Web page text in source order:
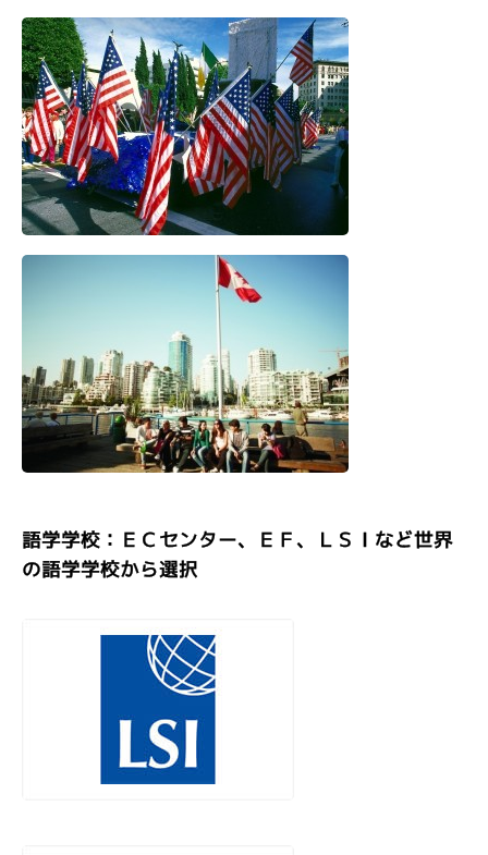
語学学校：ＥＣセンター、ＥＦ、ＬＳＩなど世界
の語学学校から選択